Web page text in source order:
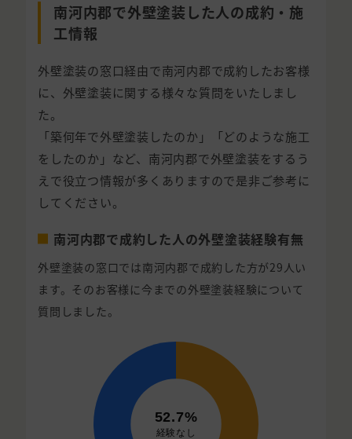
南河内郡で外壁塗装した人の成約・施
工情報
外壁塗装の窓口経由で南河内郡で成約したお客様
に、外壁塗装に関する様々な質問をいたしまし
た。
「築何年で外壁塗装したのか」「どのような施工
をしたのか」など、南河内郡で外壁塗装をするう
えで役立つ情報が多くありますので是非ご参考に
してください。
南河内郡で成約した人の外壁塗装経験有無
外壁塗装の窓口では南河内郡で成約した方が29人い
ます。そのお客様に今までの外壁塗装経験について
質問しました。